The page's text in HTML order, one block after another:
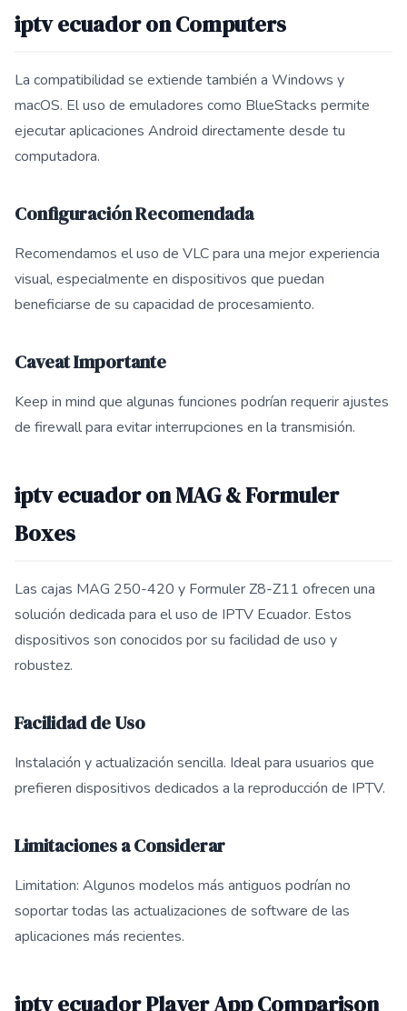
iptv ecuador on Computers
La compatibilidad se extiende también a Windows y
macOS. El uso de emuladores como BlueStacks permite
ejecutar aplicaciones Android directamente desde tu
computadora.
Configuración Recomendada
Recomendamos el uso de VLC para una mejor experiencia
visual, especialmente en dispositivos que puedan
beneficiarse de su capacidad de procesamiento.
Caveat Importante
Keep in mind que algunas funciones podrían requerir ajustes
de firewall para evitar interrupciones en la transmisión.
iptv ecuador on MAG & Formuler
Boxes
Las cajas MAG 250-420 y Formuler Z8-Z11 ofrecen una
solución dedicada para el uso de IPTV Ecuador. Estos
dispositivos son conocidos por su facilidad de uso y
robustez.
Facilidad de Uso
Instalación y actualización sencilla. Ideal para usuarios que
prefieren dispositivos dedicados a la reproducción de IPTV.
Limitaciones a Considerar
Limitation: Algunos modelos más antiguos podrían no
soportar todas las actualizaciones de software de las
aplicaciones más recientes.
iptv ecuador Player App Comparison